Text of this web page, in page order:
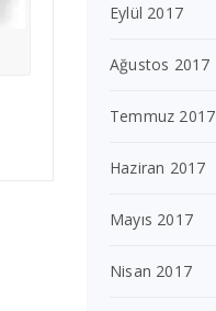
Eylül 2017
Ağustos 2017
Temmuz 2017
Haziran 2017
Mayıs 2017
Nisan 2017